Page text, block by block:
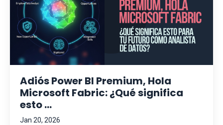
Adiós Power BI Premium, Hola
Microsoft Fabric: ¿Qué significa
esto ...
Jan 20, 2026